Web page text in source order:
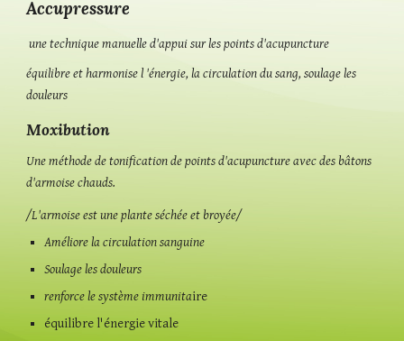
Accupressure
une technique manuelle d'appui sur les points d'acupuncture
équilibre et harmonise l 'énergie, la circulation du sang, soulage les
douleurs
Moxibution
Une méthode de tonification de points d'acupuncture avec des bâtons
d'armoise chauds.
/L'armoise est une plante séchée et broyée/
Améliore la circulation sanguine
Soulage les douleurs
renforce le système immunitaire
équilibre l'énergie vitale